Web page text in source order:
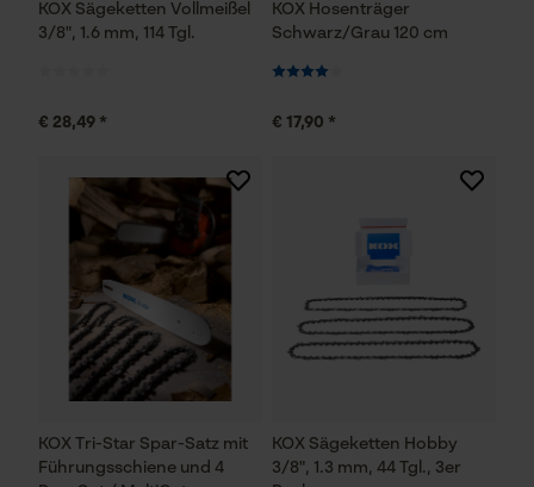
KOX Sägeketten Vollmeißel
3/8", 1.6 mm, 114 Tgl.
€ 28,49 *
KOX Hosenträger
Schwarz/Grau 120 cm
€ 17,90 *
KOX Tri-Star Spar-Satz mit
Führungsschiene und 4
KOX Sägeketten Hobby
3/8", 1.3 mm, 44 Tgl., 3er